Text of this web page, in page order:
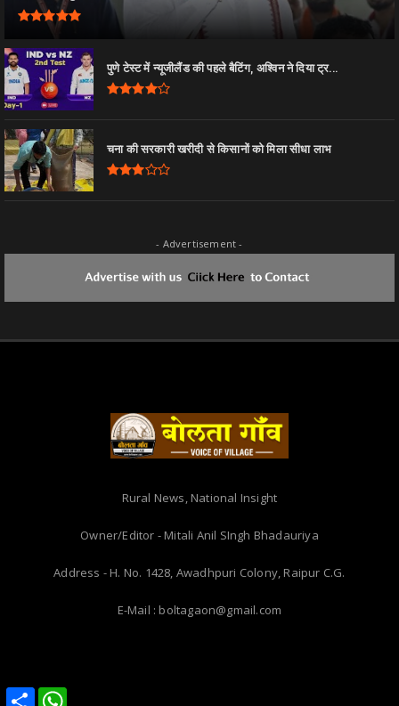
Share
Share
पुणे टेस्ट में न्यूजीलैंड की पहले बैटिंग, अश्विन ने दिया ट्र...
चना की सरकारी खरीदी से किसानों को मिला सीधा लाभ
- Advertisement -
Rural News, National Insight
Owner/Editor - Mitali Anil SIngh Bhadauriya
Address - H. No. 1428, Awadhpuri Colony, Raipur C.G.
E-Mail : boltagaon@gmail.com